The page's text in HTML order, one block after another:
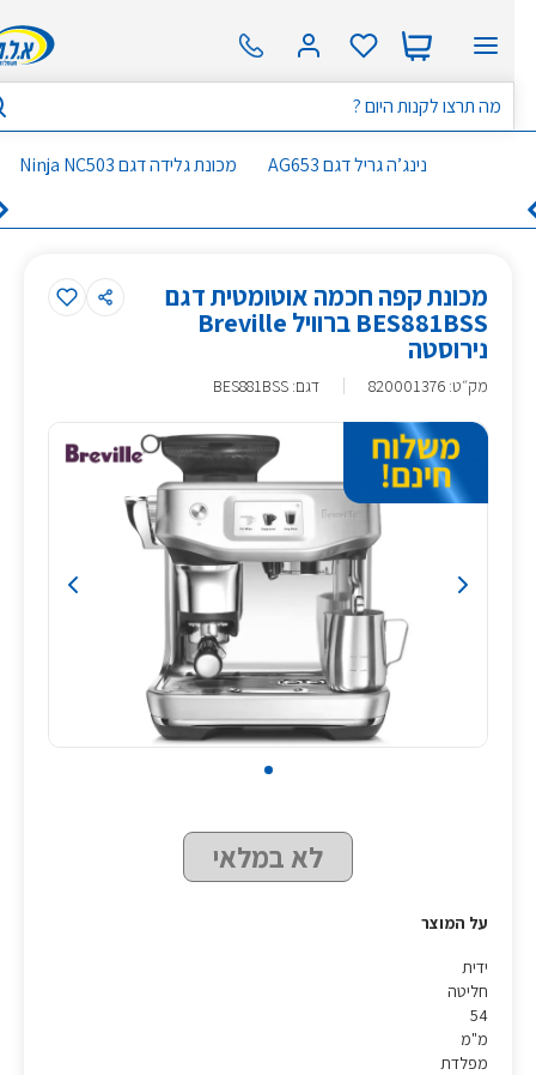
נינג’ה גריל דגם AG653 מכונת גלידה דגם Ninja NC503
מכונת קפה חכמה אוטומטית דגם
BES881BSS ברוויל Breville
נירוסטה
מק״ט:
820001376 דגם: BES881BSS
לא במלאי
על המוצר
ידית
חליטה
54
מ"מ
מפלדת